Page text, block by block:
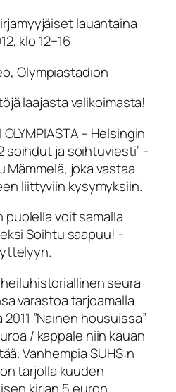
lauantaina
klo 12−16
Olympiastadion
laajasta valikoimasta!
– Helsingin
soihdut ja soihtuviesti” -
Mämmelä, joka vastaa
liittyviin kysymyksiin.
puolella voit samalla
Soihtu saapuu! -
seura
varastoa tarjoamalla
”Nainen housuissa”
/ kappale niin kauan
Vanhempia SUHS:n
tarjolla kuuden
kirjan 5 euron